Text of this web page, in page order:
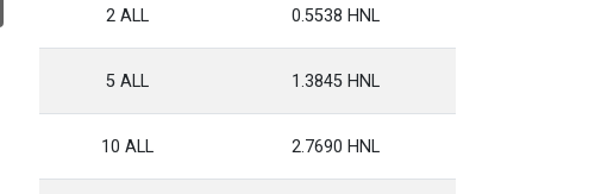
2 ALL 0.5538 HNL
5 ALL 1.3845 HNL
10 ALL 2.7690 HNL